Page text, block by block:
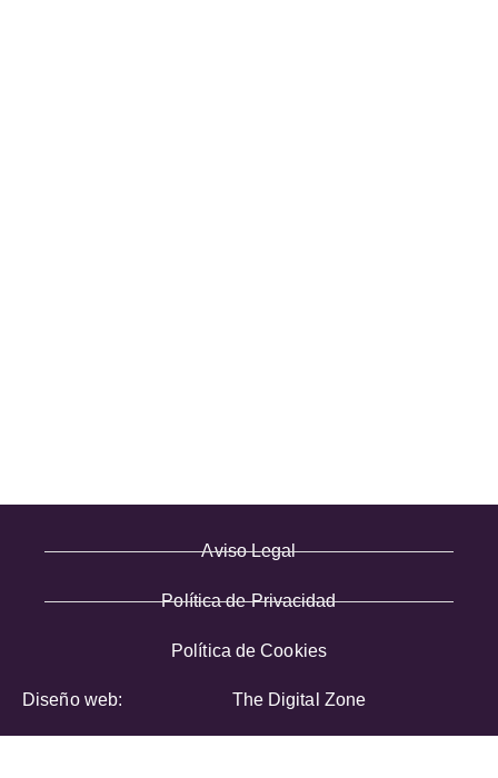
Aviso Legal
Política de Privacidad
Política de Cookies
Diseño web: The Digital Zone